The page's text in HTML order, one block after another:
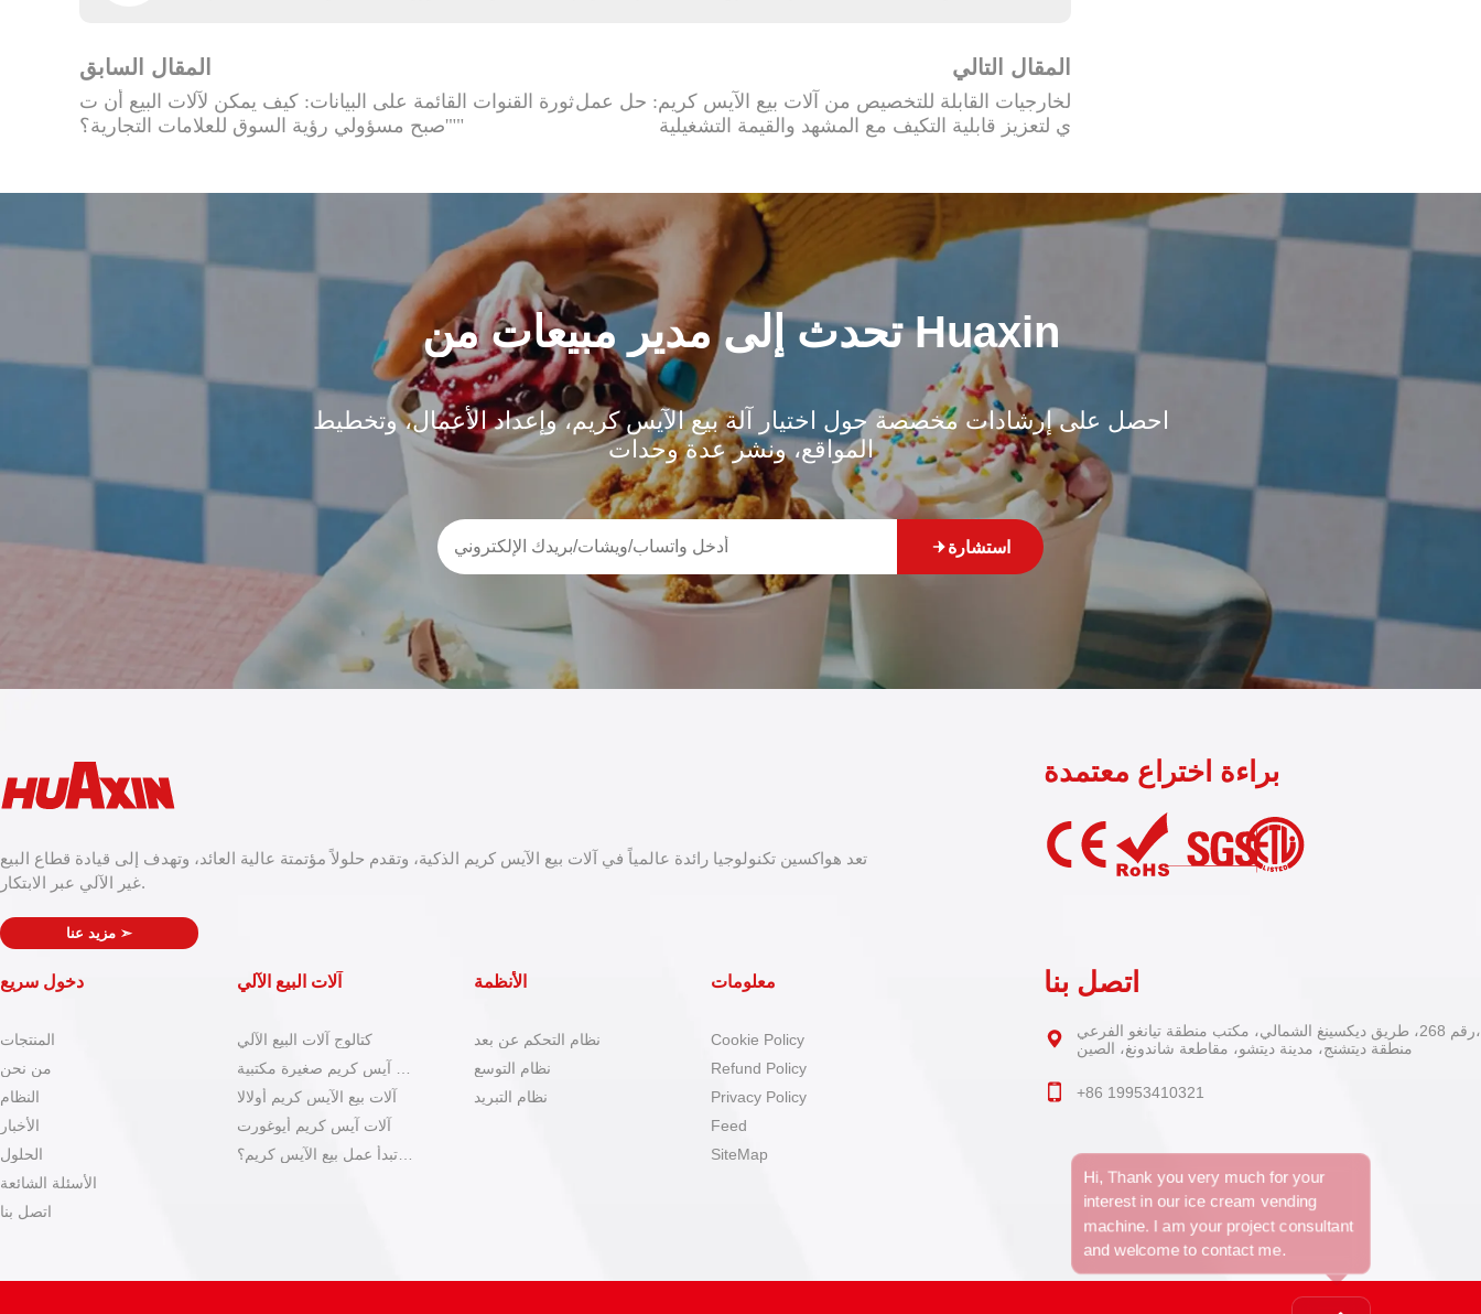
المقال السابق
ثورة القنوات القائمة على البيانات: كيف يمكن لآلات البيع أن ت
صبح مسؤولي رؤية السوق للعلامات التجارية؟'""
المقال التالي
الخارجيات القابلة للتخصيص من آلات بيع الآيس كريم: حل عمل
ي لتعزيز قابلية التكيف مع المشهد والقيمة التشغيلية
تحدث إلى مدير مبيعات من Huaxin
احصل على إرشادات مخصصة حول اختيار آلة بيع الآيس كريم، وإعداد الأعمال، وتخطيط
المواقع، ونشر عدة وحدات
استشارة
تعد هواكسين تكنولوجيا رائدة عالمياً في آلات بيع الآيس كريم الذكية، وتقدم حلولاً مؤتمتة عالية العائد، وتهدف إلى قيادة قطاع البيع
غير الآلي عبر الابتكار.
➣
دخول سريع
المنتجات
من نحن
النظام
الأخبار
الحلول
الأسئلة الشائعة
اتصل بنا
آلات البيع الآلي
كتالوج آلات البيع الآلي
آلات بيع الآيس كريم أولالا
آلات آيس كريم أيوغورت
الأنظمة
نظام التحكم عن بعد
نظام التوسع
نظام التبريد
معلومات
Cookie Policy
Refund Policy
Privacy Policy
Feed
SiteMap
براءة اختراع معتمدة
اتصل بنا
رقم 268، طريق ديكسينغ الشمالي، مكتب منطقة تيانغو الفرعي،
منطقة ديتشنج، مدينة ديتشو، مقاطعة شاندونغ، الصين
+86 19953410321
Hi, Thank you very much for your
interest in our ice cream vending
machine. I am your project consultant
and welcome to contact me.